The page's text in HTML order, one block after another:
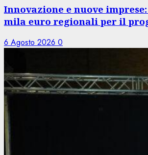
Innovazione e nuove
mila euro regionali per il
6 Agosto 2026 0